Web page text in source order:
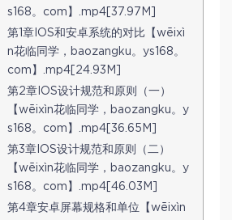
s168。com】.mp4[37.97M]
第1章IOS和安卓系统的对比【wēixì
n花临同学，baozangku。ys168。
com】.mp4[24.93M]
第2章IOS设计规范和原则（一）
【wēixìn花临同学，baozangku。y
s168。com】.mp4[36.65M]
第3章IOS设计规范和原则（二）
【wēixìn花临同学，baozangku。y
s168。com】.mp4[46.03M]
第4章安卓屏幕规格和单位【wēixìn